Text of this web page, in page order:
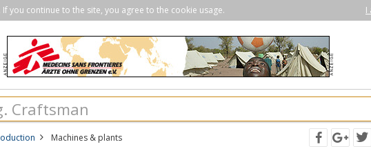
you continue to the site, you agree to the cookie usage. I
Machines & plants